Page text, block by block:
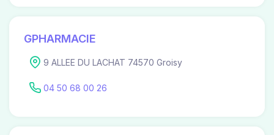
GPHARMACIE
9 ALLEE DU LACHAT 74570 Groisy
04 50 68 00 26